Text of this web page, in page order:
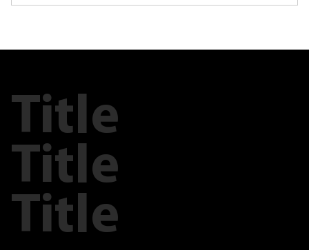
Title
Title
Title